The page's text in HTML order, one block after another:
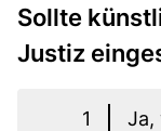
Sollte
Justiz
1 Ja,